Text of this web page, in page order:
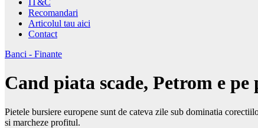
IT&C
Recomandari
Articolul tau aici
Contact
Banci - Finante
Cand piata scade, Petrom e
Pietele bursiere europene sunt de cateva zile sub dominatia
si marcheze profitul.